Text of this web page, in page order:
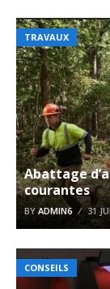
TRAVAUX
Abattage
courantes
BYADMIN6 31
CONSEILS